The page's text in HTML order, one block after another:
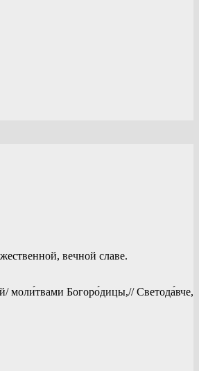
вечной славе.
моли́твами Богоро́дицы,// Светода́вче,